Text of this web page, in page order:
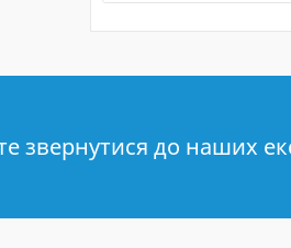
звернутися до наших